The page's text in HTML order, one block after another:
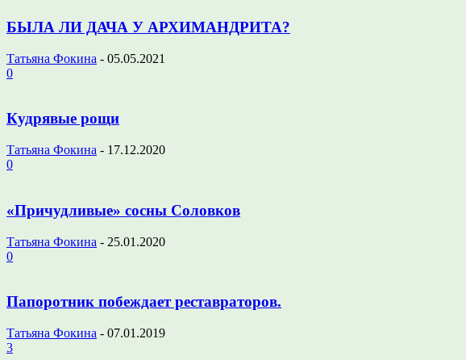
БЫЛА ЛИ ДАЧА У АРХИМАНДРИТА?
Татьяна Фокина - 05.05.2021
0
Кудрявые рощи
Татьяна Фокина - 17.12.2020
0
«Причудливые» сосны Соловков
Татьяна Фокина - 25.01.2020
0
Папоротник побеждает реставраторов.
Татьяна Фокина - 07.01.2019
3